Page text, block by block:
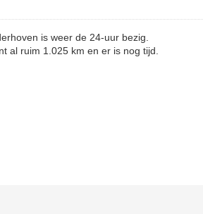
is weer de 24-uur bezig.
al ruim 1.025 km en er is nog tijd.